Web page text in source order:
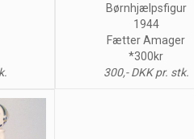
Børnhjælpsfigur
1944
Fætter Amager
*300kr
300,- DKK pr. stk.